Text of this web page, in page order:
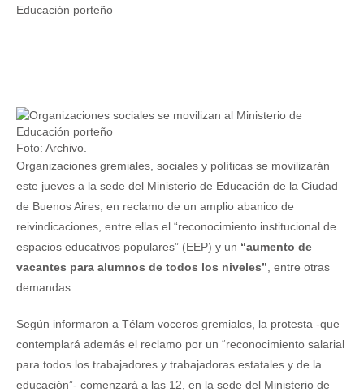
Foto: Archivo.
Organizaciones gremiales, sociales y políticas se movilizarán
este jueves a la sede del Ministerio de Educación de la Ciudad
de Buenos Aires, en reclamo de un amplio abanico de
reivindicaciones, entre ellas el “reconocimiento institucional de
espacios educativos populares” (EEP) y un “aumento de
vacantes para alumnos de todos los niveles” , entre otras
demandas.
Según informaron a Télam voceros gremiales, la protesta -que
contemplará además el reclamo por un “reconocimiento salarial
para todos los trabajadores y trabajadoras estatales y de la
educación”- comenzará a las 12, en la sede del Ministerio de